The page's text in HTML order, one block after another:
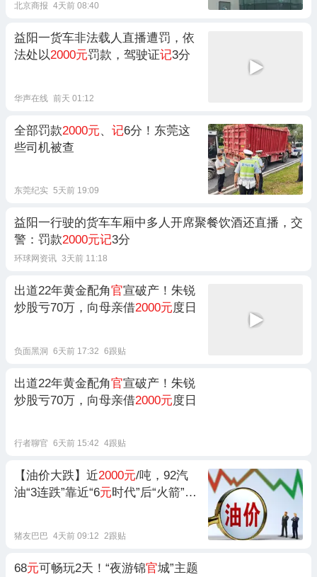
北京商报 4天前 08:40
益阳一货车非法载人直播遭罚，依
法处以2000元罚款，驾驶证记3分
华声在线 前天 01:12
全部罚款2000元、 记6分！东莞这
些司机被查
东莞纪实 5天前 19:09
益阳一行驶的货车车厢中多人开席聚餐饮酒还直播，交
警：罚款2000元记3分
环球网资讯 3天前 11:18
出道22年黄金配角官宣破产！朱锐
炒股亏70万，向母亲借2000元度日
负面黑洞 6天前 17:32 6跟贴
出道22年黄金配角官宣破产！朱锐
炒股亏70万，向母亲借2000元度日
行者聊官 6天前 15:42 4跟贴
【油价大跌】近2000元/吨，92汽
油“3连跌”靠近“6元时代”后“火箭”上
猪友巴巴 4天前 09:12 2跟贴
68元可畅玩2天！“夜游锦官城”主题